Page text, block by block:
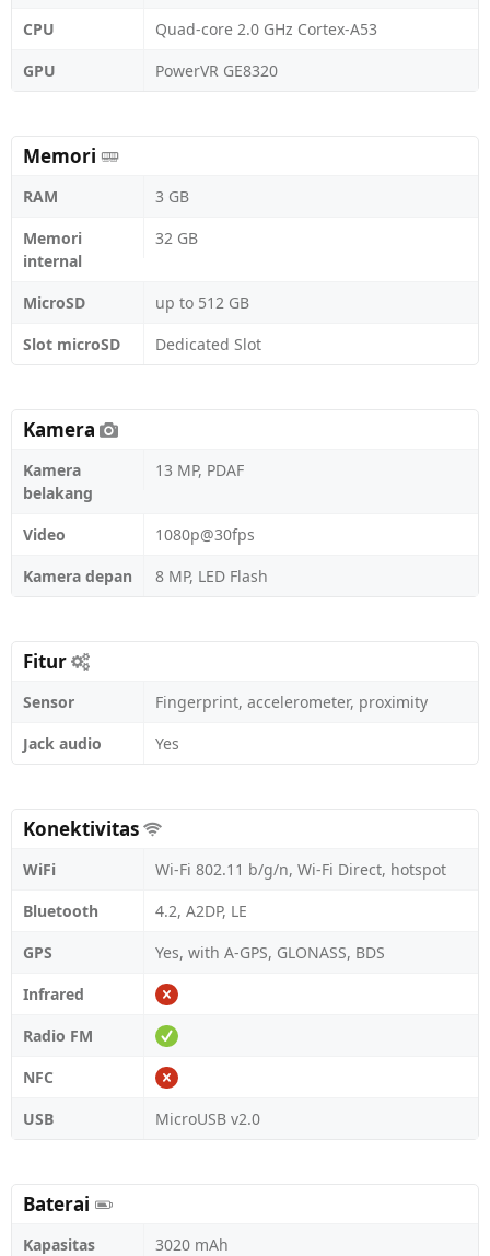
CPU
Quad-core 2.0 GHz Cortex-A53
GPU
PowerVR GE8320
Memori
RAM
3 GB
Memori
internal
32 GB
MicroSD
up to 512 GB
Slot microSD
Dedicated Slot
Kamera
Kamera
belakang
13 MP, PDAF
Video
1080p@30fps
Kamera depan
8 MP, LED Flash
Fitur
Sensor
Fingerprint, accelerometer, proximity
Jack audio
Yes
Konektivitas
WiFi
Wi-Fi 802.11 b/g/n, Wi-Fi Direct, hotspot
Bluetooth
4.2, A2DP, LE
GPS
Yes, with A-GPS, GLONASS, BDS
Infrared
Radio FM
NFC
USB
MicroUSB v2.0
Baterai
Kapasitas
3020 mAh